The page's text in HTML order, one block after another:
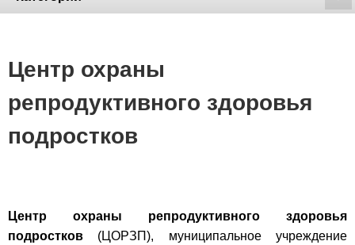
Центр охраны
репродуктивного здоровья
подростков
Центр охраны репродуктивного здоровья
подростков (ЦОРЗП), муниципальное учреждение